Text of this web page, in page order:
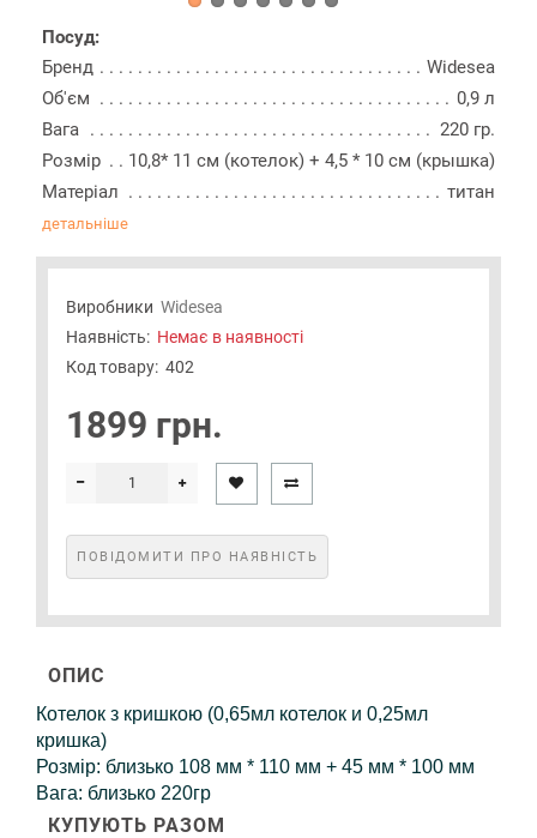
Посуд:
Бренд
Widesea
Об'єм
0,9 л
Вага
220 гр.
Розмір
10,8* 11 см (котелок) + 4,5 * 10 см (крышка)
Матеріал
титан
детальніше
Виробники Widesea
Наявність: Немає в наявності
Код товару: 402
1899 грн.
ПОВІДОМИТИ ПРО НАЯВНІСТЬ
ОПИС
Котелок з кришкою (0,65мл котелок и 0,25мл
кришка)
Розмір: близько 108 мм * 110 мм + 45 мм * 100 мм
Вага: близько 220гр
КУПУЮТЬ РАЗОМ